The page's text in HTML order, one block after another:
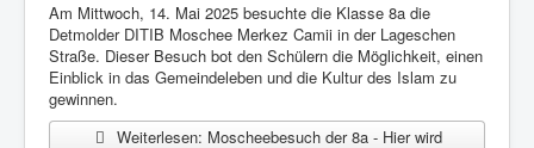
Am Mittwoch, 14. Mai 2025 besuchte die Klasse 8a die
Detmolder DITIB Moschee Merkez Camii in der Lageschen
Straße. Dieser Besuch bot den Schülern die Möglichkeit, einen
Einblick in das Gemeindeleben und die Kultur des Islam zu
gewinnen.
Weiterlesen: Moscheebesuch der 8a - Hier wird